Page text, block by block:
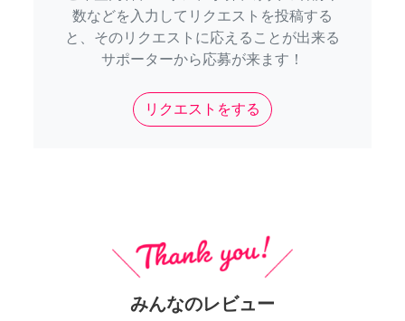
数などを入力してリクエストを投稿する
と、そのリクエストに応えることが出来る
サポーターから応募が来ます！
リクエストをする
みんなのレビュー